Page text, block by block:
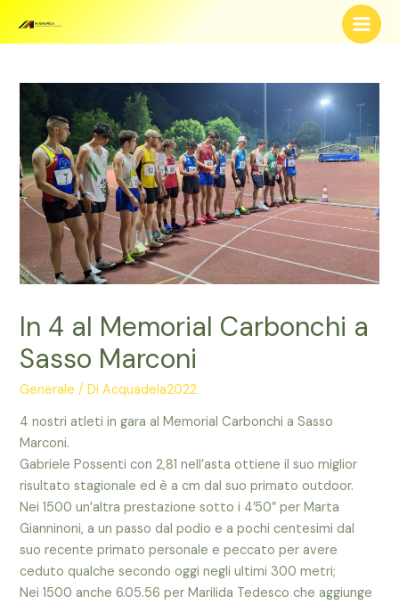
Main
In 4 al Memorial Carbonchi a
Sasso Marconi
Generale / DiAcquadela2022
4 nostri atleti in gara al Memorial Carbonchi a Sasso
Marconi.
Gabriele Possenti con 2,81 nell’asta ottiene il suo miglior
risultato stagionale ed è a cm dal suo primato outdoor.
Nei 1500 un’altra prestazione sotto i 4’50” per Marta
Gianninoni, a un passo dal podio e a pochi centesimi dal
suo recente primato personale e peccato per avere
ceduto qualche secondo oggi negli ultimi 300 metri;
Nei 1500 anche 6.05.56 per Marilida Tedesco che aggiunge